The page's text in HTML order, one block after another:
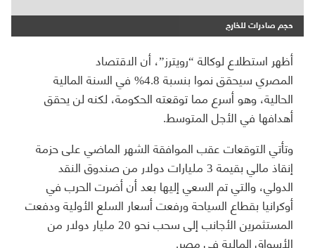
حجم صادرات للخارج
أظهر استطلاع لوكالة “رويترز”، أن الاقتصاد
المصري سيحقق نموا بنسبة 4.8% في السنة المالية
الحالية، وهو أسرع مما توقعته الحكومة، لكنه لن يحقق
أهدافها في الأجل المتوسط.
وتأتي التوقعات عقب الموافقة الشهر الماضي على حزمة
إنقاذ مالي بقيمة 3 مليارات دولار من صندوق النقد
الدولي، والتي تم السعي إليها بعد أن أضرت الحرب في
أوكرانيا بقطاع السياحة ورفعت أسعار السلع الأولية ودفعت
المستثمرين الأجانب إلى سحب نحو 20 مليار دولار من
الأسواق المالية في مصر.